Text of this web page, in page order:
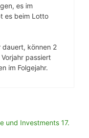
es im
es beim Lotto
dauert, können 2
passiert
im Folgejahr.
und Investments 17.